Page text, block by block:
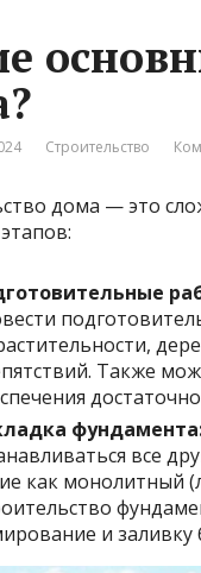
Строительство
дома — это
Также
все
как монолитный
и заливку